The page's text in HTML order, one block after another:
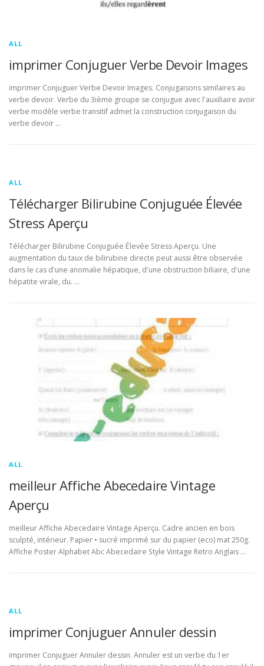
ALL
imprimer Conjuguer Verbe Devoir Images
imprimer Conjuguer Verbe Devoir Images. Conjugaisons similaires au
verbe devoir. Verbe du 3ième groupe se conjugue avec l'auxiliaire avoir
verbe modèle verbe transitif admet la construction conjugaison du
verbe devoir …
ALL
Télécharger Bilirubine Conjuguée Élevée
Stress Aperçu
Télécharger Bilirubine Conjuguée Élevée Stress Aperçu. Une
augmentation du taux de bilirubine directe peut aussi être observée
dans le cas d'une anomalie hépatique, d'une obstruction biliaire, d'une
hépatite virale, du. …
ALL
meilleur Affiche Abecedaire Vintage
Aperçu
meilleur Affiche Abecedaire Vintage Aperçu. Cadre ancien en bois
sculpté, intérieur. Papier • sucré imprimé sur du papier (eco) mat 250g.
Affiche Poster Alphabet Abc Abecedaire Style Vintage Retro Anglais …
ALL
imprimer Conjuguer Annuler dessin
imprimer Conjuguer Annuler dessin. Annuler est un verbe du 1er